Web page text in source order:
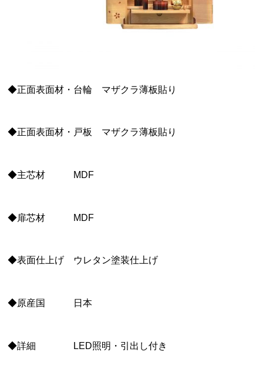
◆正面表面材・台輪 マザクラ薄板貼り
◆正面表面材・戸板 マザクラ薄板貼り
◆主芯材 MDF
◆扉芯材 MDF
◆表面仕上げ ウレタン塗装仕上げ
◆原産国 日本
◆詳細 LED照明・引出し付き